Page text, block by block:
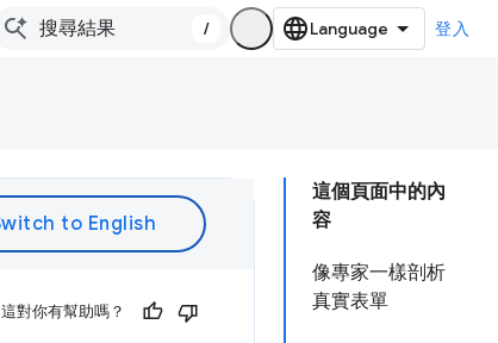
/ 登入
這個頁面中的內
容
像專家一樣剖析
真實表單
這對你有幫助嗎？